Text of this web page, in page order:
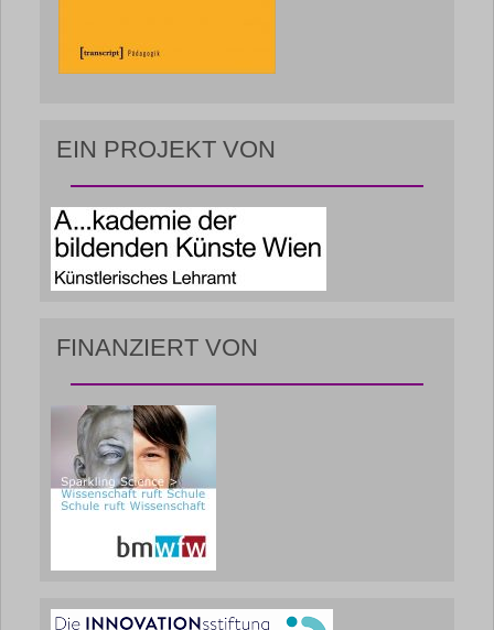
EIN PROJEKT VON
FINANZIERT VON